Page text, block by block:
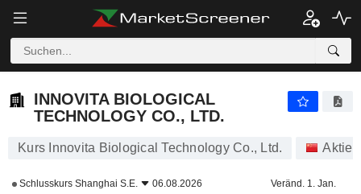
INNOVITA BIOLOGICAL
TECHNOLOGY CO., LTD.
Kurs Innovita Biological Technology Co., Ltd. Aktien
Schlusskurs Shanghai S.E. 06.08.2026 Veränd. 1. Jan.